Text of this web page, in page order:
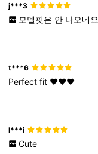
j***3
모델핏은 안 나오네요
t***6
Perfectfit ❤️❤️❤️
l***i
Cute